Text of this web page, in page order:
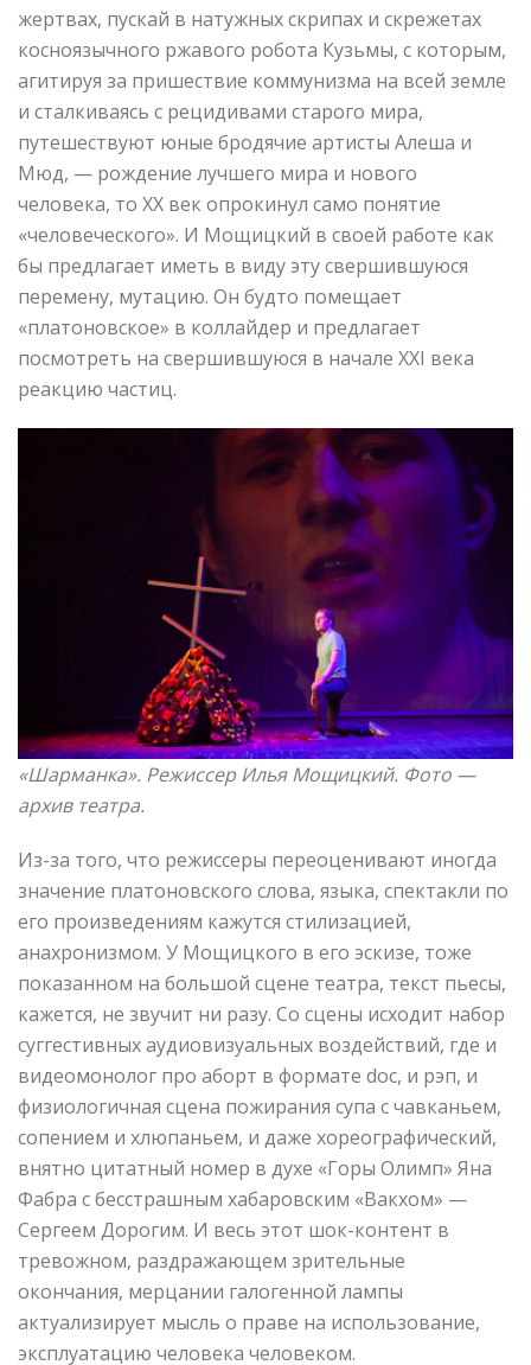
жертвах, пускай в натужных скрипах и скрежетах
косноязычного ржавого робота Кузьмы, с которым,
агитируя за пришествие коммунизма на всей земле
и сталкиваясь с рецидивами старого мира,
путешествуют юные бродячие артисты Алеша и
Мюд, — рождение лучшего мира и нового
человека, то XX век опрокинул само понятие
«человеческого». И Мощицкий в своей работе как
бы предлагает иметь в виду эту свершившуюся
перемену, мутацию. Он будто помещает
«платоновское» в коллайдер и предлагает
посмотреть на свершившуюся в начале XXI века
реакцию частиц.
«Шарманка». Режиссер Илья Мощицкий. Фото —
архив театра.
Из-за того, что режиссеры переоценивают иногда
значение платоновского слова, языка, спектакли по
его произведениям кажутся стилизацией,
анахронизмом. У Мощицкого в его эскизе, тоже
показанном на большой сцене театра, текст пьесы,
кажется, не звучит ни разу. Со сцены исходит набор
суггестивных аудиовизуальных воздействий, где и
видеомонолог про аборт в формате doc, и рэп, и
физиологичная сцена пожирания супа с чавканьем,
сопением и хлюпаньем, и даже хореографический,
внятно цитатный номер в духе «Горы Олимп» Яна
Фабра с бесстрашным хабаровским «Вакхом» —
Сергеем Дорогим. И весь этот шок-контент в
тревожном, раздражающем зрительные
окончания, мерцании галогенной лампы
актуализирует мысль о праве на использование,
эксплуатацию человека человеком.